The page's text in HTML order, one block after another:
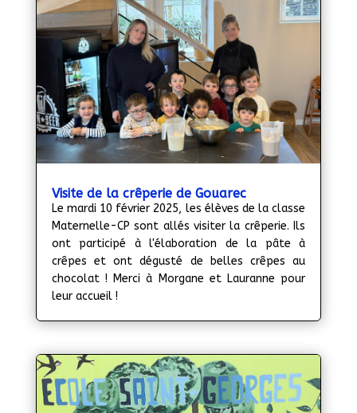
Visite de la crêperie de Gouarec
Le mardi 10 février 2025, les élèves de la classe
Maternelle-CP sont allés visiter la crêperie. Ils
ont participé à l'élaboration de la pâte à
crêpes et ont dégusté de belles crêpes au
chocolat ! Merci à Morgane et Lauranne pour
leur accueil !